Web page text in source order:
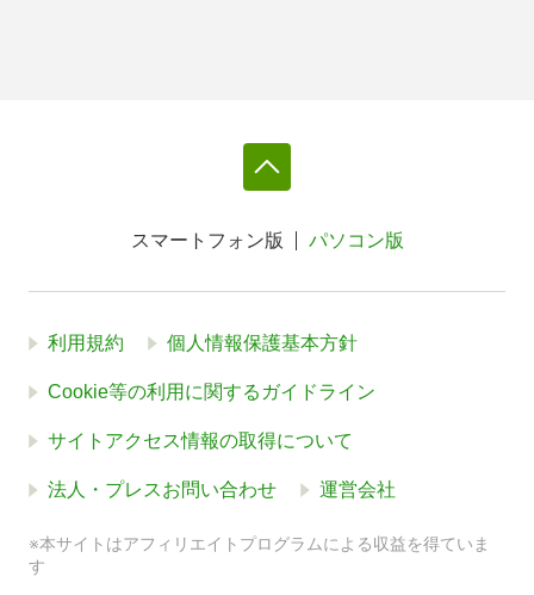
スマートフォン版 パソコン版
利用規約 個人情報保護基本方針
Cookie等の利用に関するガイドライン
サイトアクセス情報の取得について
法人・プレスお問い合わせ 運営会社
※本サイトはアフィリエイトプログラムによる収益を得ていま
す